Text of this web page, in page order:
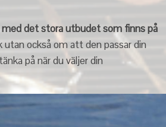
det stora utbudet som finns på
också om att den passar din
på när du väljer din